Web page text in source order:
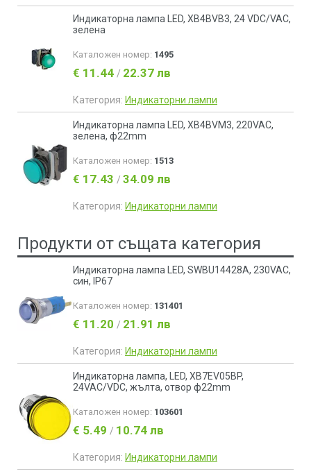
Индикаторна лампа LED, XB4BVB3, 24 VDC/VAC,
зелена
Каталожен номер: 1495
€ 11.44 / 22.37 лв
Категория: Индикаторни лампи
Индикаторна лампа LED, XB4BVM3, 220VAC,
зелена, ф22mm
Каталожен номер: 1513
€ 17.43 / 34.09 лв
Категория: Индикаторни лампи
Продукти от същата категория
Индикаторна лампа LED, SWBU14428A, 230VAC,
син, IP67
Каталожен номер: 131401
€ 11.20 / 21.91 лв
Категория: Индикаторни лампи
Индикаторна лампа, LED, XB7EV05BP,
24VAC/VDC, жълта, отвор ф22mm
Каталожен номер: 103601
€ 5.49 / 10.74 лв
Категория: Индикаторни лампи